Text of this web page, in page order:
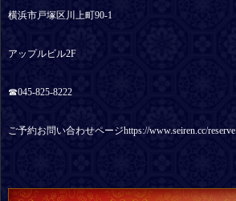
横浜市戸塚区川上町90-1
アップルビル2F
☎︎045-825-8222
ご予約お問い合わせページhttps://www.seiren.cc/reserve